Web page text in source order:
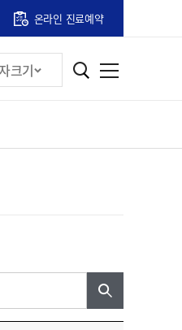
온라인 진료예약
크기